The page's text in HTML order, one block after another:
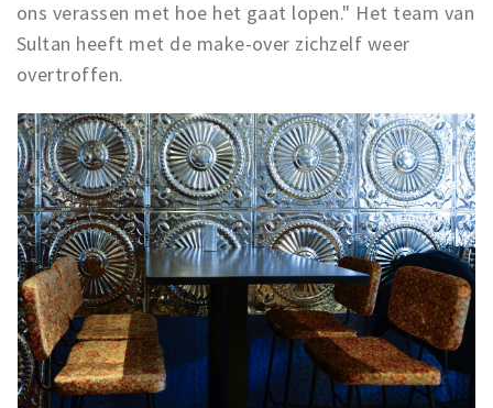
ons verassen met hoe het gaat lopen." Het team van
Sultan heeft met de make-over zichzelf weer
overtroffen.